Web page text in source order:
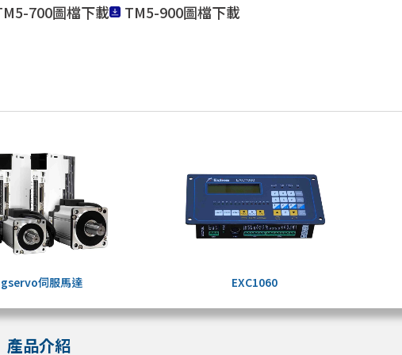
700圖檔下載 TM5-900圖檔下載
伺服馬達 EXC1060
產品介紹